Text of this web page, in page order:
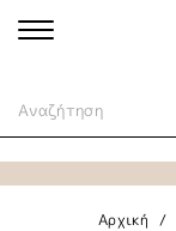
Αρχική